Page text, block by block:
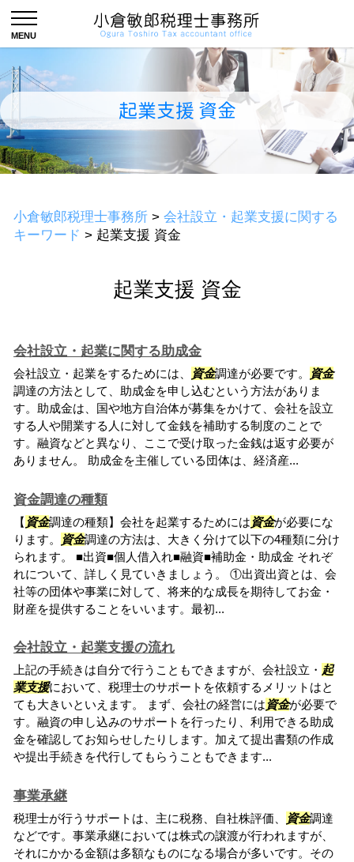
起業支援 資金
小倉敏郎税理士事務所 > 会社設立・起業支援に関する
キーワード > 起業支援 資金
起業支援 資金
会社設立・起業に関する助成金
会社設立・起業をするためには、 資金調達が必要です。
資金
調達の方法として、助成金を申し込むという方法がありま
す。助成金は、国や地方自治体が募集をかけて、会社を設立
する人や開業する人に対して金銭を補助する制度のことで
す。融資などと異なり、ここで受け取った金銭は返す必要が
ありません。 助成金を主催している団体は、経済産...
資金調達の種類
【 資金調達の種類】会社を起業するためには資金が必要にな
ります。
資金調達の方法は、大きく分けて以下の4種類に分け
られます。 ■出資■個人借入れ■融資■補助金・助成金 それぞ
れについて、詳しく見ていきましょう。 ①出資出資とは、会
社等の団体や事業に対して、将来的な成長を期待してお金・
財産を提供することをいいます。最初...
会社設立・起業支援の流れ
上記の手続きは自分で行うこともできますが、会社設立・ 起
業支援において、税理士のサポートを依頼するメリットはと
ても大きいといえます。 まず、会社の経営には資金が必要で
す。融資の申し込みのサポートを行ったり、利用できる助成
金を確認してお知らせしたりします。加えて提出書類の作成
や提出手続きを代行してもらうこともできます...
事業承継
税理士が行うサポートは、主に税務、自社株評価、 資金調達
などです。事業承継においては株式の譲渡が行われますが、
それにかかる金額は多額なものになる場合が多いです。その